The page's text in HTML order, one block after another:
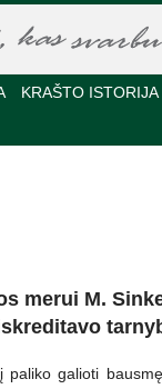
KRAŠTO ISTORIJA
merui M.
paliko galioti